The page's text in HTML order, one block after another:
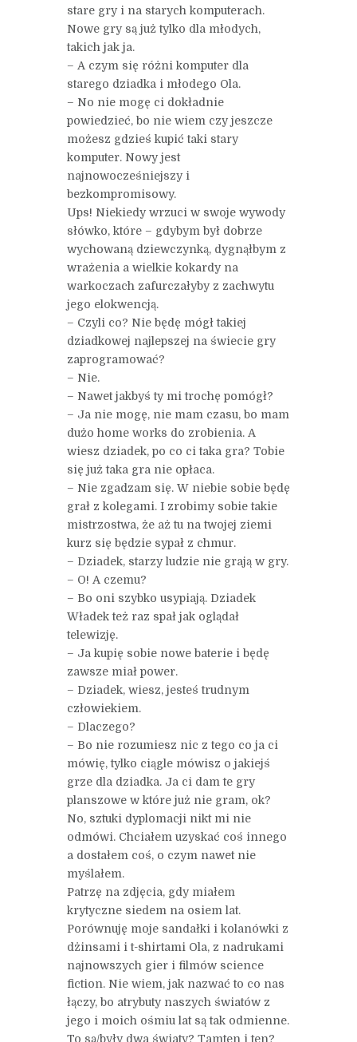
stare gry i na starych komputerach.
Nowe gry są już tylko dla młodych,
takich jak ja.
– A czym się różni komputer dla
starego dziadka i młodego Ola.
– No nie mogę ci dokładnie
powiedzieć, bo nie wiem czy jeszcze
możesz gdzieś kupić taki stary
komputer. Nowy jest
najnowocześniejszy i
bezkompromisowy.
Ups! Niekiedy wrzuci w swoje wywody
słówko, które – gdybym był dobrze
wychowaną dziewczynką, dygnąłbym z
wrażenia a wielkie kokardy na
warkoczach zafurczałyby z zachwytu
jego elokwencją.
– Czyli co? Nie będę mógł takiej
dziadkowej najlepszej na świecie gry
zaprogramować?
– Nie.
– Nawet jakbyś ty mi trochę pomógł?
– Ja nie mogę, nie mam czasu, bo mam
dużo home works do zrobienia. A
wiesz dziadek, po co ci taka gra? Tobie
się już taka gra nie opłaca.
– Nie zgadzam się. W niebie sobie będę
grał z kolegami. I zrobimy sobie takie
mistrzostwa, że aż tu na twojej ziemi
kurz się będzie sypał z chmur.
– Dziadek, starzy ludzie nie grają w gry.
– O! A czemu?
– Bo oni szybko usypiają. Dziadek
Władek też raz spał jak oglądał
telewizję.
– Ja kupię sobie nowe baterie i będę
zawsze miał power.
– Dziadek, wiesz, jesteś trudnym
człowiekiem.
– Dlaczego?
– Bo nie rozumiesz nic z tego co ja ci
mówię, tylko ciągle mówisz o jakiejś
grze dla dziadka. Ja ci dam te gry
planszowe w które już nie gram, ok?
No, sztuki dyplomacji nikt mi nie
odmówi. Chciałem uzyskać coś innego
a dostałem coś, o czym nawet nie
myślałem.
Patrzę na zdjęcia, gdy miałem
krytyczne siedem na osiem lat.
Porównuję moje sandałki i kolanówki z
dżinsami i t-shirtami Ola, z nadrukami
najnowszych gier i filmów science
fiction. Nie wiem, jak nazwać to co nas
łączy, bo atrybuty naszych światów z
jego i moich ośmiu lat są tak odmienne.
To są/były dwa światy? Tamten i ten?